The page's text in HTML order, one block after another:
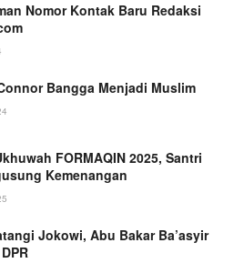
Nomor Kontak Baru Redaksi
Bangga Menjadi Muslim
FORMAQIN 2025, Santri
Kemenangan
Jokowi, Abu Bakar Ba’asyir